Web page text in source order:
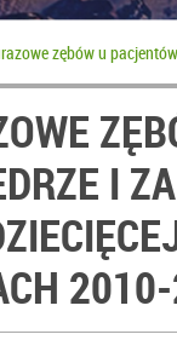
zębów u
I